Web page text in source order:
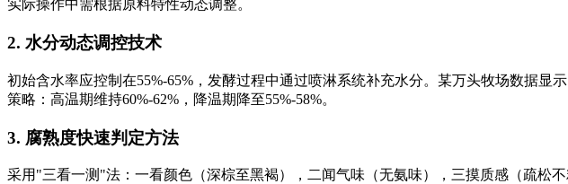
实际操作中需根据原料特性动态调整。
2. 水分动态调控技术
初始含水率应控制在55%-65%，发酵过程中通过喷淋系统补充水分。某万头牧场数据显
策略：高温期维持60%-62%，降温期降至55%-58%。
3. 腐熟度快速判定方法
采用"三看一测"法：一看颜色（深棕至黑褐），二闻气味（无氨味），三摸质感（疏松